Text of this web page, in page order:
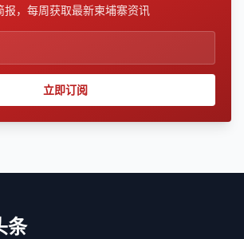
报，每周获取最新柬埔寨资讯
立即订阅
条